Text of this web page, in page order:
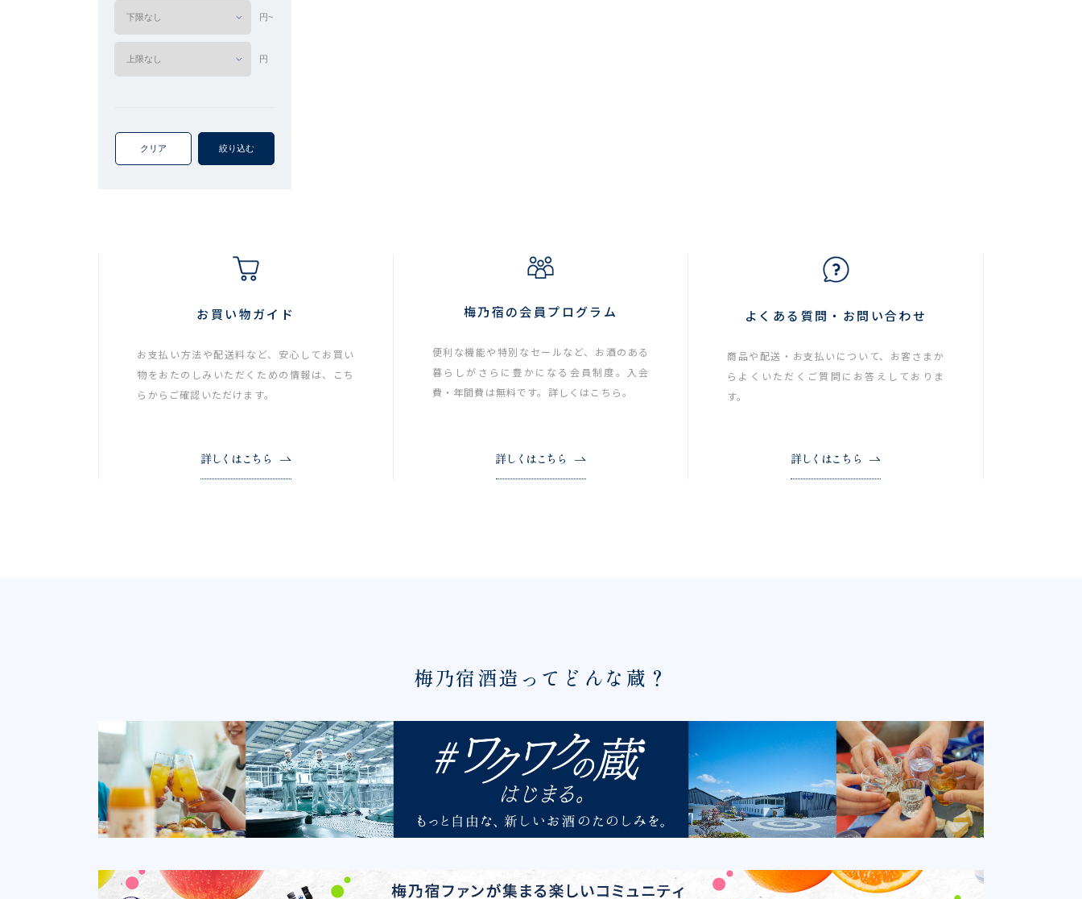
円~
円
クリア 絞り込む
お買い物ガイド
お支払い方法や配送料など、安心してお買い
物をおたのしみいただくための情報は、こち
らからご確認いただけます。
詳しくはこちら
梅乃宿の会員プログラム
便利な機能や特別なセールなど、お酒のある
暮らしがさらに豊かになる会員制度。入会
費・年間費は無料です。詳しくはこちら。
詳しくはこちら
よくある質問・お問い合わせ
商品や配送・お支払いについて、お客さまか
らよくいただくご質問にお答えしておりま
す。
詳しくはこちら
梅乃宿酒造ってどんな蔵？